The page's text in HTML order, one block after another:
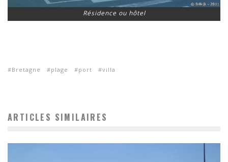
Résidence ou hôtel
Bretagne plage port villa
ARTICLES SIMILAIRES